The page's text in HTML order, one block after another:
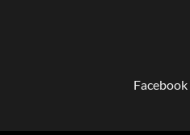
Facebook